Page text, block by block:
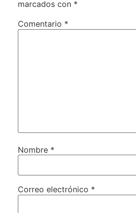
marcados con *
Comentario *
Nombre *
Correo electrónico *